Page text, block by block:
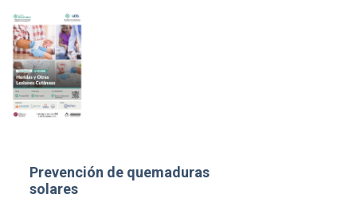
Prevención de quemaduras
solares